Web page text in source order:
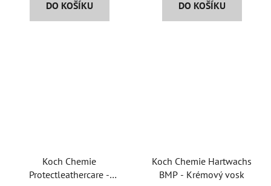
DO KOŠÍKU DO KOŠÍKU
Koch Chemie
Protectleathercare -
Koch Chemie Hartwachs
BMP - Krémový vosk